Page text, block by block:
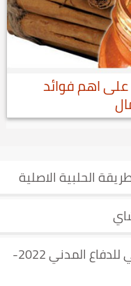
اهم فوائد
الحلبية الاصلية
بدقة عالية PDF شعار اليوم العالمي للدفاع المدني 2022-